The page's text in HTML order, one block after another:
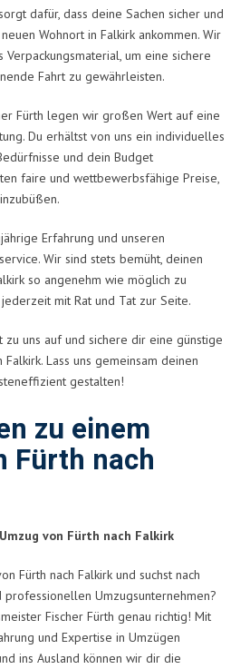
dafür, dass deine Sachen sicher und
Wohnort in Falkirk ankommen. Wir
um eine sichere
Fahrt zu gewährleisten.
Fürth legen wir großen Wert auf eine
Du erhältst von uns ein individuelles
und dein Budget
faire und wettbewerbsfähige Preise,
Erfahrung und unseren
Wir sind stets bemüht, deinen
so angenehm wie möglich zu
mit Rat und Tat zur Seite.
zu uns auf und sichere dir eine günstige
Lass uns gemeinsam deinen
gestalten!
zu einem
Fürth nach
von Fürth nach Falkirk
Fürth nach Falkirk und suchst nach
Umzugsunternehmen?
Fischer Fürth genau richtig! Mit
und Expertise in Umzügen
ins Ausland können wir dir die